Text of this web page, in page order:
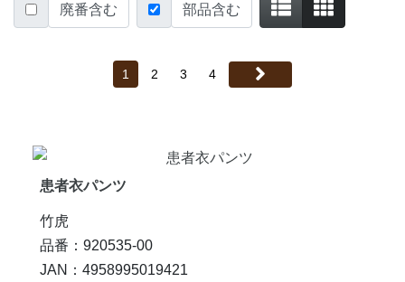
廃番含む 部品含む
1 2 3 4
患者衣パンツ
竹虎
品番：920535-00
JAN：4958995019421